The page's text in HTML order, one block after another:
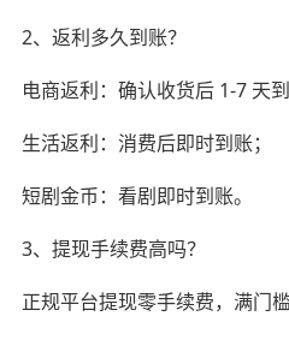
2、返利多久到账？
电商返利：确认收货后 1-7 天到
生活返利：消费后即时到账；
短剧金币：看剧即时到账。
3、提现手续费高吗？
正规平台提现零手续费，满门